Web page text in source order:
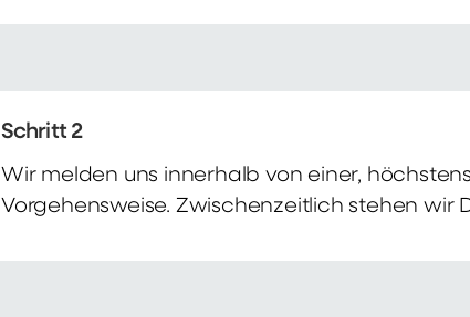
Schritt 2
Wir melden uns innerhalb von einer,
Vorgehensweise. Zwischenzeitlich stehen wir